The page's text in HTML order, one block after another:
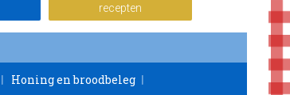
recepten
Honing en broodbeleg